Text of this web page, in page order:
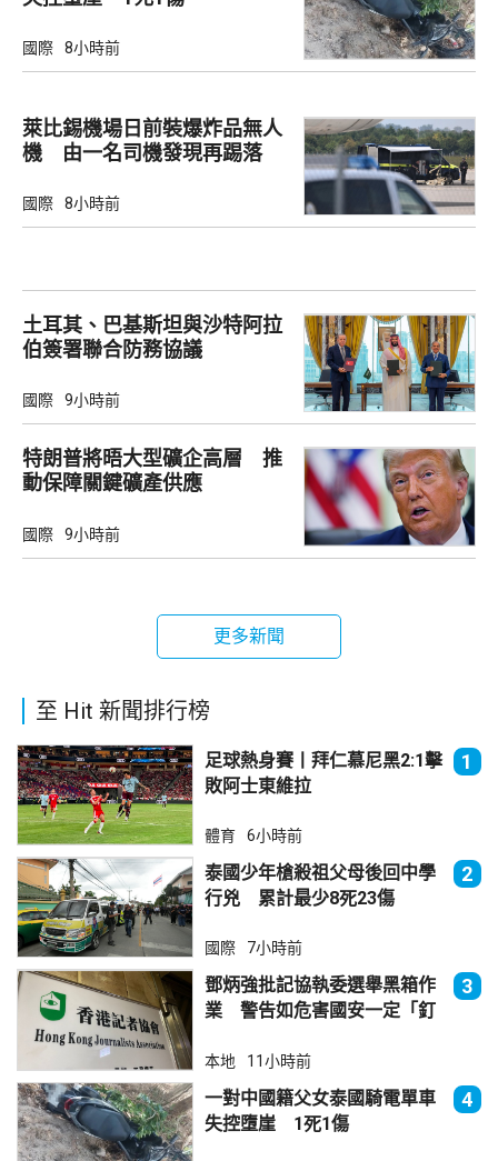
國際 8小時前
萊比錫機場日前裝爆炸品無人
機 由一名司機發現再踢落
國際 8小時前
土耳其、巴基斯坦與沙特阿拉
伯簽署聯合防務協議
國際 9小時前
特朗普將晤大型礦企高層 推
動保障關鍵礦產供應
國際 9小時前
更多新聞
至 Hit 新聞排行榜
足球熱身賽丨拜仁慕尼黑2:1擊
敗阿士東維拉
1
體育 6小時前
泰國少年槍殺祖父母後回中學
行兇 累計最少8死23傷
2
國際 7小時前
鄧炳強批記協執委選舉黑箱作
業 警告如危害國安一定「釘
3
本地 11小時前
一對中國籍父女泰國騎電單車
失控墮崖 1死1傷
4